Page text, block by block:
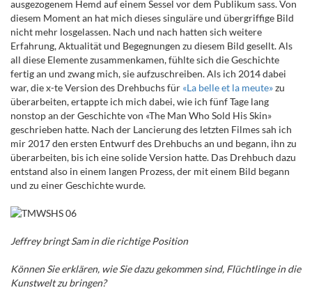
ausgezogenem Hemd auf einem Sessel vor dem Publikum sass. Von
diesem Moment an hat mich dieses singuläre und übergriffige Bild
nicht mehr losgelassen. Nach und nach hatten sich weitere
Erfahrung, Aktualität und Begegnungen zu diesem Bild gesellt. Als
all diese Elemente zusammenkamen, fühlte sich die Geschichte
fertig an und zwang mich, sie aufzuschreiben. Als ich 2014 dabei
war, die x-te Version des Drehbuchs für «La belle et la meute»zu
überarbeiten, ertappte ich mich dabei, wie ich fünf Tage lang
nonstop an der Geschichte von «The Man Who Sold His Skin»
geschrieben hatte. Nach der Lancierung des letzten Filmes sah ich
mir 2017 den ersten Entwurf des Drehbuchs an und begann, ihn zu
überarbeiten, bis ich eine solide Version hatte. Das Drehbuch dazu
entstand also in einem langen Prozess, der mit einem Bild begann
und zu einer Geschichte wurde.
Jeffrey bringt Sam in die richtige Position
Können Sie erklären, wie Sie dazu gekommen sind, Flüchtlinge in die
Kunstwelt zu bringen?